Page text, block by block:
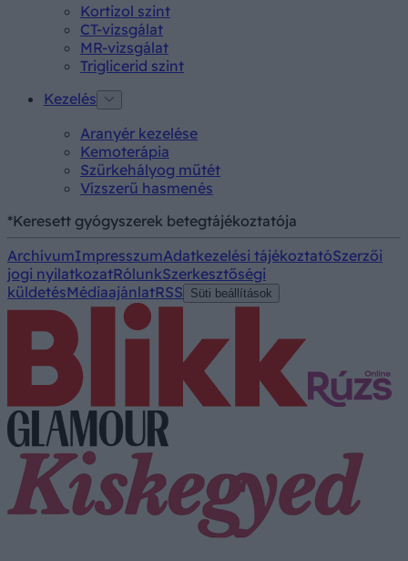
Kortizol szint
CT-vizsgálat
MR-vizsgálat
Triglicerid szint
Kezelés
Aranyér kezelése
Kemoterápia
Szürkehályog műtét
Vízszerű hasmenés
*Keresett gyógyszerek betegtájékoztatója
ArchívumImpresszumAdatkezelési tájékoztatóSzerzői
jogi nyilatkozatRólunkSzerkesztőségi
küldetésMédiaajánlatRSS Süti beállítások